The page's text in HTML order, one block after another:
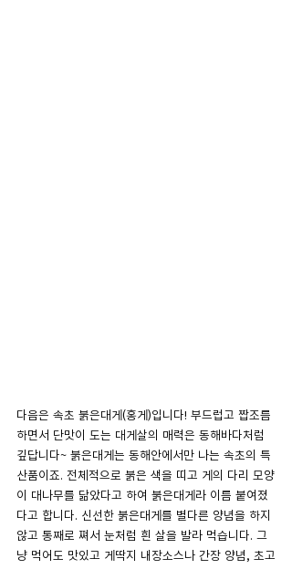
다음은 속초 붉은대게(홍게)입니다! 부드럽고 짭조름
하면서 단맛이 도는 대게살의 매력은 동해바다처럼
깊답니다~ 붉은대게는 동해안에서만 나는 속초의 특
산품이죠. 전체적으로 붉은 색을 띠고 게의 다리 모양
이 대나무를 닮았다고 하여 붉은대게라 이름 붙여졌
다고 합니다. 신선한 붉은대게를 별다른 양념을 하지
않고 통째로 쪄서 눈처럼 흰 살을 발라 먹습니다. 그
냥 먹어도 맛있고 게딱지 내장소스나 간장 양념, 초고